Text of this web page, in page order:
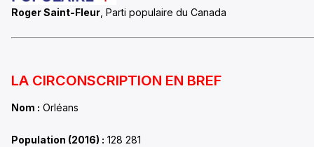
Roger Saint-Fleur , Parti populaire du Canada
LA CIRCONSCRIPTION EN BREF
Nom : Orléans
Population (2016) : 128 281